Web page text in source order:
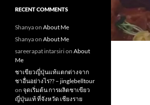
RECENT COMMENTS
Shanyaon About Me
Shanyaon About Me
sareerapat intarsirion About
Me
ชาเขียวญี่ปุ่นแท้แตกต่างจาก
ชาอื่นอย่างไร?? – jinglebelltour
on จุดเริ่มต้น การผลิตชาเขียว
ญี่ปุ่นแท้ ที่จังหวัด เชียงราย